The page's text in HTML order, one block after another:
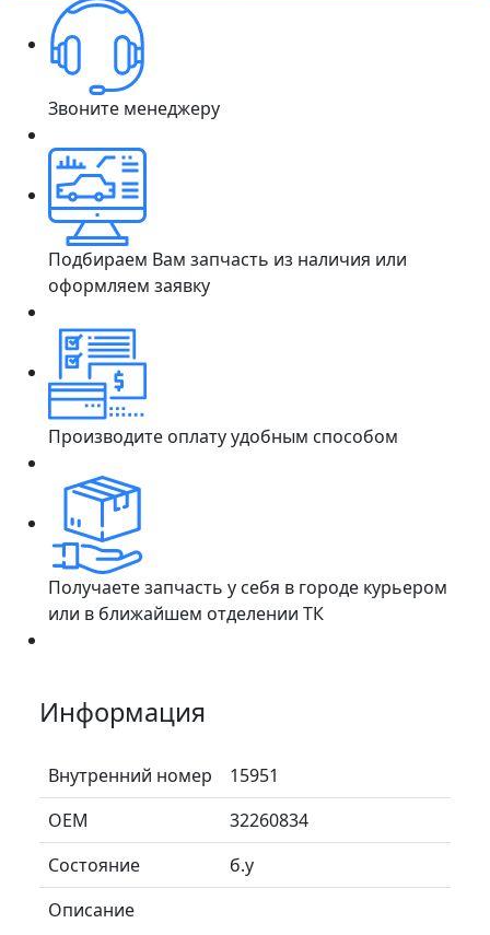
Звоните менеджеру
Подбираем Вам запчасть из наличия или
оформляем заявку
Производите оплату удобным способом
Получаете запчасть у себя в городе курьером
или в ближайшем отделении ТК
Информация
Внутренний номер
15951
ОЕМ
32260834
Состояние
б.у
Описание